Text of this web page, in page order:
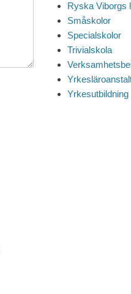
Ryska Viborgs
Småskolor
Specialskolor
Trivialskola
Yrkesutbildning